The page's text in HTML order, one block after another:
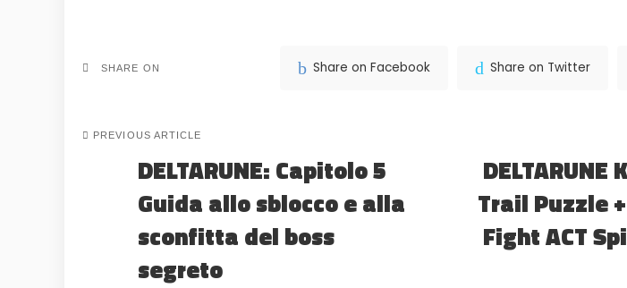
SHARE ON Share on Facebook Share on Twitter
PREVIOUS ARTICLE
DELTARUNE: Capitolo 5
Guida allo sblocco e alla
sconfitta del boss
segreto
Trail Puzzle
Fight ACT